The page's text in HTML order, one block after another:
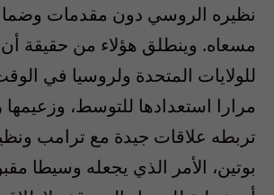
نظيره الروسي دون مقدمات
مسعاه. وينطلق هؤلاء من حقيقة أن
للولايات المتحدة ولروسيا في
مرارا استعدادها للتوسط، وزعيمها
تربطه علاقات جيدة مع ترامب
بوتين، الأمر الذي يجعله وسيطا